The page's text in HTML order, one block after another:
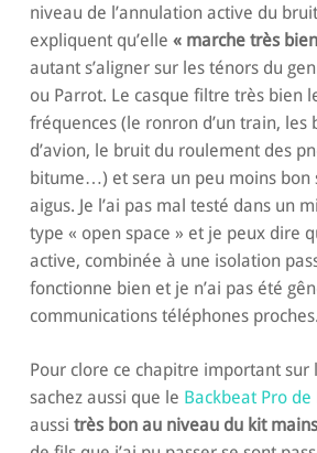
niveau de l’annulation active du
expliquent qu’elle « marche très
autant s’aligner sur les ténors du
ou Parrot. Le casque filtre très bien
fréquences (le ronron d’un train, les
d’avion, le bruit du roulement des
bitume…) et sera un peu moins bon
aigus. Je l’ai pas mal testé dans un
type « open space » et je peux dire
active, combinée à une isolation
fonctionne bien et je n’ai pas été
communications téléphones proches.
Pour clore ce chapitre important sur
sachez aussi que le Backbeat Pro
aussi très bon au niveau du kit